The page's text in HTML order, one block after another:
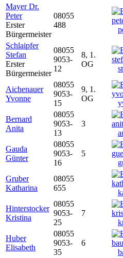
Mayer Dr.
Peter
Erster
Bürgermeister
08055
488
Schlaipfer
Stefan
Erster
Bürgermeister
08055
9053-
12
8, 1.
OG
Aichenauer
Yvonne
08055
9053-
15
9, 1.
OG
Bernard
Anita
08055
9053-
13
3
Gauda
Günter
08055
9053-
16
5
Gruber
Katharina
08055
655
Hinterstocker
Kristina
08055
9053-
25
7
Huber
Elisabeth
08055
9053-
35
6